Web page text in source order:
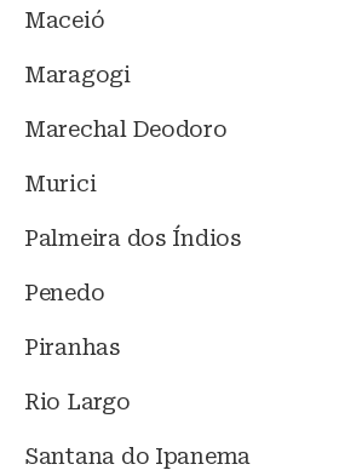
Maceió
Maragogi
Marechal Deodoro
Murici
Palmeira dos Índios
Penedo
Piranhas
Rio Largo
Santana do Ipanema